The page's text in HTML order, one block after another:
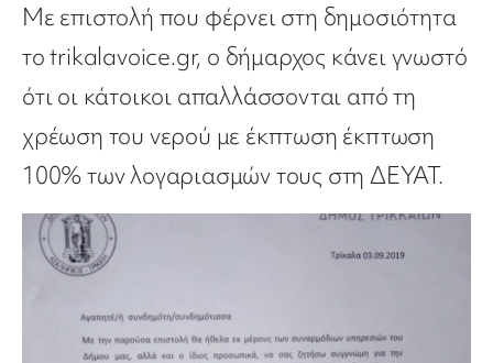
Με επιστολή που φέρνει στη δημοσιότητα
το trikalavoice.gr, ο δήμαρχος κάνει γνωστό
ότι οι κάτοικοι απαλλάσσονται από τη
χρέωση του νερού με έκπτωση έκπτωση
100% των λογαριασμών τους στη ΔΕΥΑΤ.